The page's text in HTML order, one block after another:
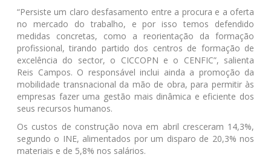
“Persiste um claro desfasamento entre a procura e a oferta
no mercado do trabalho, e por isso temos defendido
medidas concretas, como a reorientação da formação
profissional, tirando partido dos centros de formação de
excelência do sector, o CICCOPN e o CENFIC”, salienta
Reis Campos. O responsável inclui ainda a promoção da
mobilidade transnacional da mão de obra, para permitir às
empresas fazer uma gestão mais dinâmica e eficiente dos
seus recursos humanos.
Os custos de construção nova em abril cresceram 14,3%,
segundo o INE, alimentados por um disparo de 20,3% nos
materiais e de 5,8% nos salários.